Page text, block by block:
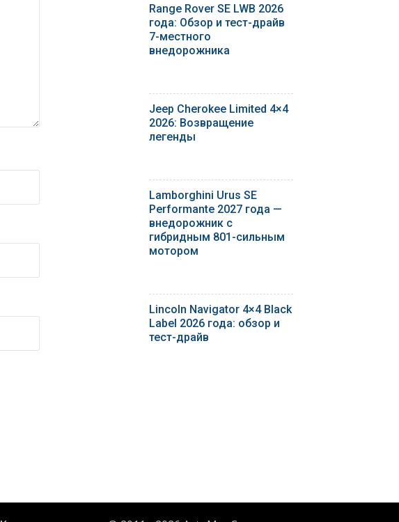
Range Rover SE LWB 2026
года: Обзор и тест-драйв
7-местного
внедорожника
Jeep Cherokee Limited 4×4
2026: Возвращение
легенды
Lamborghini Urus SE
Performante 2027 года —
внедорожник с
гибридным 801-сильным
мотором
Lincoln Navigator 4×4 Black
Label 2026 года: обзор и
тест-драйв